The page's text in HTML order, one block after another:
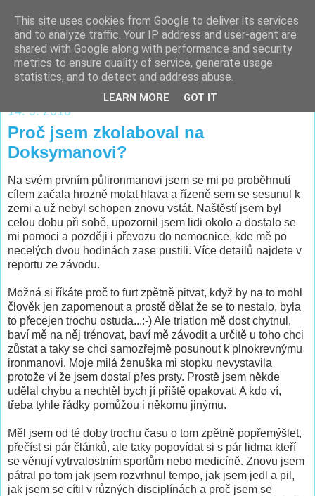
Majkův sem-tam-blog
...sportování, trénink, závodění a tak vůbec...:)
14. 9. 2010
Proč jsem zkolaboval na
Doksymanovi?
Na svém prvním půlironmanovi jsem se mi po proběhnutí
cílem začala hrozně motat hlava a řízeně sem se sesunul k
zemi a už nebyl schopen znovu vstát. Naštěstí jsem byl
celou dobu při sobě, upozornil jsem lidi okolo a dostalo se
mi pomoci a později i převozu do nemocnice, kde mě po
necelých dvou hodinách zase pustili. Více detailů najdete v
reportu ze závodu.
Možná si říkáte proč to furt zpětně pitvat, když by na to mohl
člověk jen zapomenout a prostě dělat že se to nestalo, byla
to přecejen trochu ostuda...:-) Ale triatlon mě dost chytnul,
baví mě na něj trénovat, baví mě závodit a určitě u toho chci
zůstat a taky se chci samozřejmě posunout k plnokrevnýmu
ironmanovi. Moje milá ženuška mi stopku nevystavila
protože ví že jsem dostal přes prsty. Prostě jsem někde
udělal chybu a nechtěl bych jí příště opakovat. A kdo ví,
třeba tyhle řádky pomůžou i někomu jinýmu.
Měl jsem od té doby trochu času o tom zpětně popřemýšlet,
přečíst si pár článků, ale taky popovídat si s pár lidma kteří
se věnují vytrvalostním sportům nebo medicíně. Znovu jsem
pátral po tom jak jsem rozvrhnul tempo, jak jsem jedl a pil,
jak jsem se cítil v různých disciplínách a proč jsem se
This site uses cookies from Google to deliver its services
and to analyze traffic. Your IP address and user-agent are
shared with Google along with performance and security
metrics to ensure quality of service, generate usage
statistics, and to detect and address abuse.
LEARN MORE GOT IT